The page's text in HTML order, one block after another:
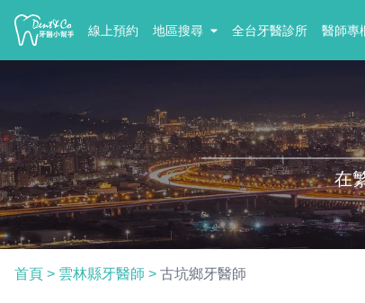
線上預約 地區搜尋 全台牙醫診所 醫師專
在
首頁 > 雲林縣牙醫師 > 古坑鄉牙醫師